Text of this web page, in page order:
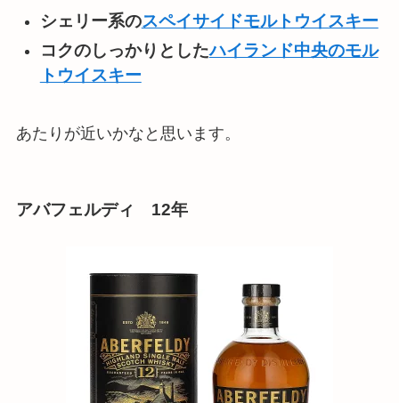
シェリー系のスペイサイドモルトウイスキー
コクのしっかりとしたハイランド中央のモル
トウイスキー
あたりが近いかなと思います。
アバフェルディ 12年